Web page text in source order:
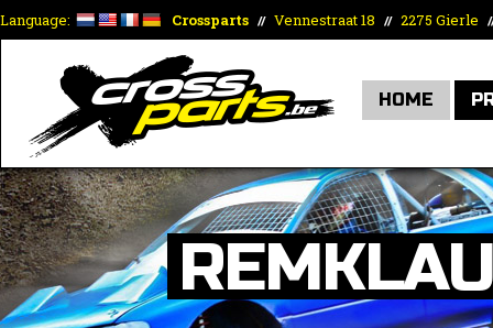
Language: Crossparts // Vennestraat 18 // 2275 Gierle
HOME